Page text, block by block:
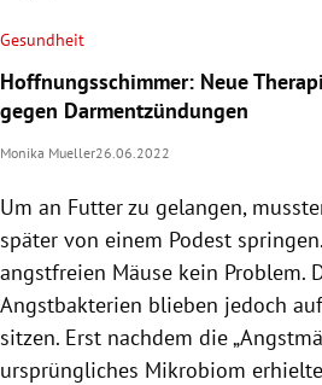
Gesundheit
Hoffnungsschimmer: Neue
gegen Darmentzündungen
Monika Mueller26.06.2022
Um an Futter zu gelangen,
später von einem Podest
angstfreien Mäuse kein Problem.
Angstbakterien blieben jedoch
sitzen. Erst nachdem die
ursprüngliches Mikrobiom